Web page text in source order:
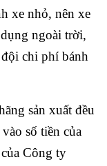
xe nhỏ, nên xe
ngoài trời,
chi phí bánh
sản xuất đều
số tiền của
Công ty